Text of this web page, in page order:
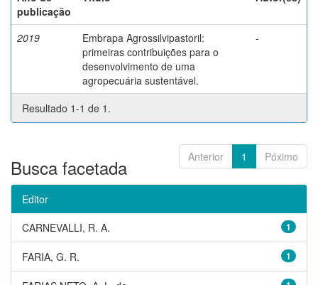
publicação
2019
Embrapa Agrossilvipastoril:
primeiras contribuições para o
desenvolvimento de uma
agropecuária sustentável.
-
Resultado 1-1 de 1.
Anterior 1 Póximo
Busca facetada
Editor
1
CARNEVALLI, R. A.
1
FARIA, G. R.